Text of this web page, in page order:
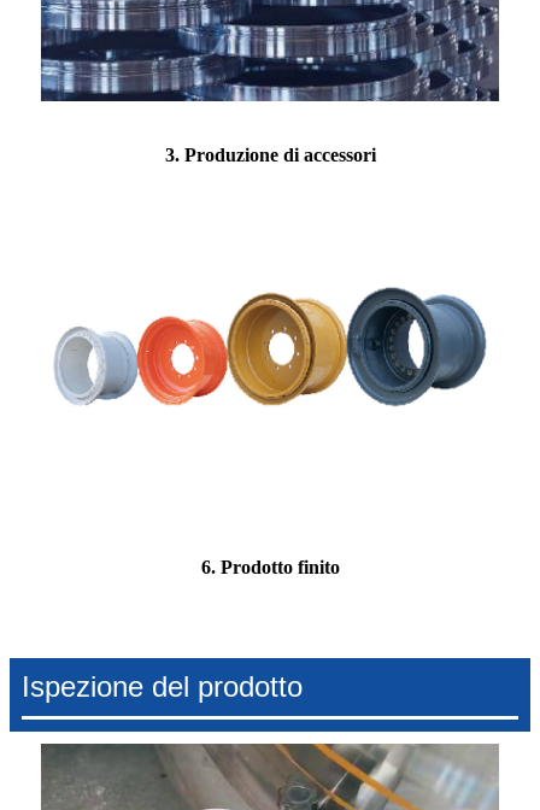
3. Produzione di accessori
6. Prodotto finito
Ispezione del prodotto